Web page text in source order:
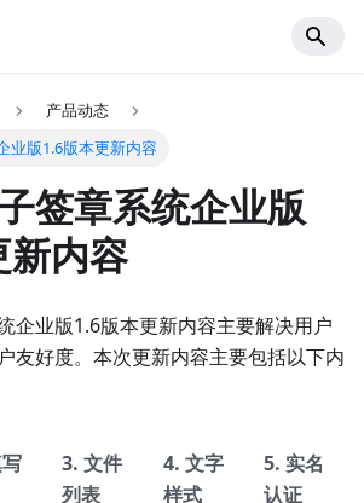
产品动态
业版1.6版本更新内容
签章系统企业版
新内容
企业版1.6版本更新内容主要解决用户
友好度。本次更新内容主要包括以下内
3. 文件
列表
4. 文字
样式
5. 实名
认证